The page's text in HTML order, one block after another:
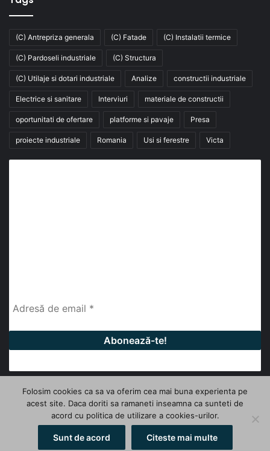
(C) Antrepriza generala (C) Fatade (C) Instalatii termice
(C) Pardoseli industriale (C) Structura
(C) Utilaje si dotari industriale Analize constructii industriale
Electrice si sanitare Interviuri materiale de constructii
oportunitati de ofertare platforme si pavaje Presa
proiecte industriale Romania Usi si ferestre Victa
© Copyright 2026, All Rights Reserved | InfoHale
FacebookLinkedInYouTube
Folosim cookies ca sa va oferim cea mai buna experienta pe
acest site. Daca doriti sa ramaneti inseamna ca sunteti de
acord cu politica de utilizare a cookies-urilor.
Sunt de acord Citeste mai multe